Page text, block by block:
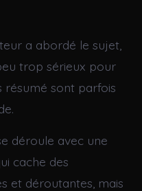
a abordé le sujet,
trop sérieux pour
résumé sont parfois
déroule avec une
cache des
et déroutantes, mais